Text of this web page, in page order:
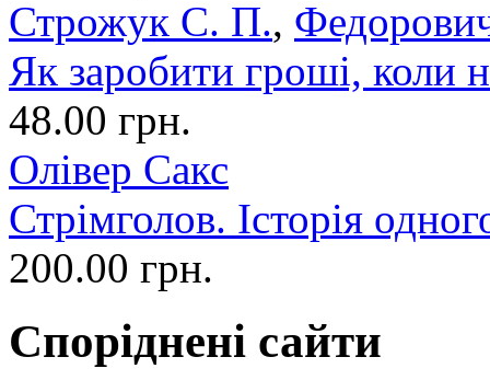
Строжук С. П.,
Як заробити гроші, коли
48.00 грн.
Олівер Сакс
Стрімголов. Історія
200.00 грн.
Споріднені сайти